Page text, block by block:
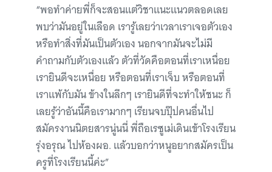
“พอทำค่ายพี่ก็จะสอนแต่วิชาแนะแนวตลอดเลย
พบว่ามันอยู่ในเลือด เรารู้เลยว่าเวลาเราเจอตัวเอง
หรือทำสิ่งที่มันเป็นตัวเอง นอกจากมันจะไม่มี
คำถามกับตัวเองแล้ว ตัวที่วัดคือตอนที่เราเหนื่อย
เรายินดีจะเหนื่อย หรือตอนที่เราเจ็บ หรือตอนที่
เราแพ้กับมัน ข้างในลึกๆ เรายินดีที่จะทำให้ชนะ ก็
เลยรู้ว่าอันนี้คือเรามากๆ เรียนจบปุ๊ปคนอื่นไป
สมัครงานนิตยสารนู่นนี่ พี่ถือเรซูเม่เดินเข้าโรงเรียน
รุ่งอรุณ ไปห้องผอ. แล้วบอกว่าหนูอยากสมัครเป็น
ครูที่โรงเรียนนี้ค่ะ”